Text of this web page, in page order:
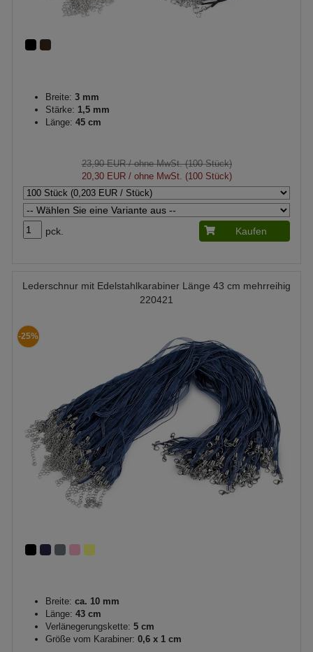
Breite: 3 mm
Stärke: 1,5 mm
Länge: 45 cm
23,90 EUR/ ohne MwSt. (100 Stück)
20,30 EUR/ ohne MwSt. (100 Stück)
pck. Kaufen
Lederschnur mit Edelstahlkarabiner Länge 43 cm mehrreihig
220421
-25%
Breite: ca. 10 mm
Länge: 43 cm
Verlänegerungskette: 5 cm
Größe vom Karabiner: 0,6 x 1 cm